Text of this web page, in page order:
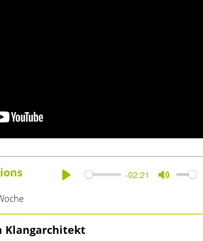
-02:21
Klangarchitekt